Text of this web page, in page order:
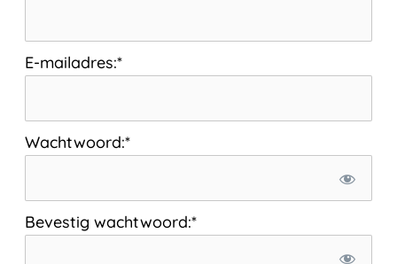
E-mailadres:*
Wachtwoord:*
Bevestig wachtwoord:*